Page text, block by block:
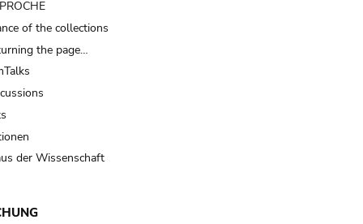
of the collections
the page…
der Wissenschaft